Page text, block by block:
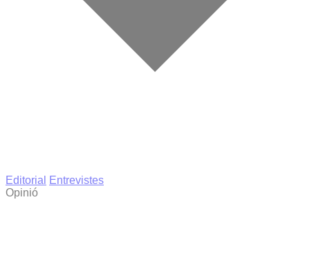
Editorial
Entrevistes
Opinió